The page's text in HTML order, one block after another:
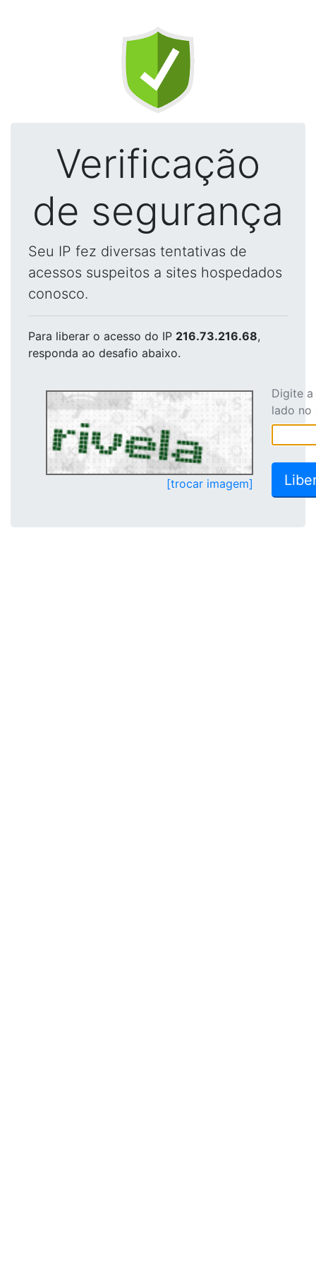
Verificação
de segurança
Seu IP fez diversas tentativas de
acessos suspeitos a sites hospedados
conosco.
Para liberar o acesso do IP 216.73.216.68,
responda ao desafio abaixo.
[trocar imagem]
Digite
lado no